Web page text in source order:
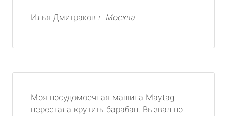
Илья Дмитраков г. Москва
Моя посудомоечная машина Maytag
перестала крутить барабан. Вызвал по